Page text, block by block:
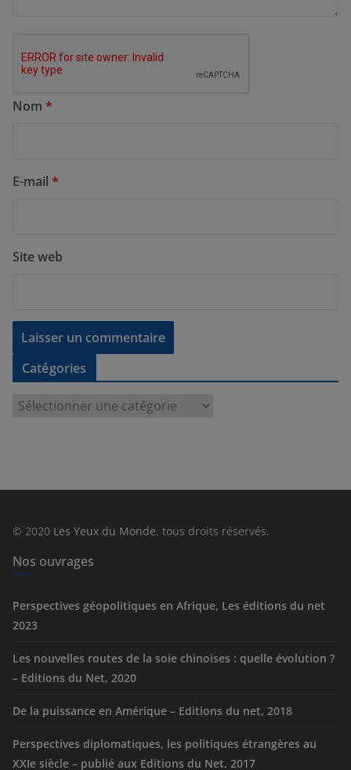
Nom *
E-mail *
Site web
Catégories
e
© 2020 Les Yeux du Monde, tous droits réservés.
Nos ouvrages
Perspectives géopolitiques en Afrique, Les éditions du net
2023
Les nouvelles routes de la soie chinoises : quelle évolution ?
– Editions du Net, 2020
De la puissance en Amérique – Editions du net, 2018
Perspectives diplomatiques, les politiques étrangères au
XXIe siècle – publié aux Editions du Net, 2017